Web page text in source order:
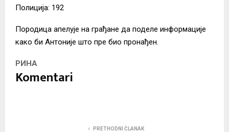
Полиција: 192
Породица апелује на грађане да поделе информације
како би Антоније што пре био пронађен.
РИНА
Komentari
PRETHODNI ČLANAK